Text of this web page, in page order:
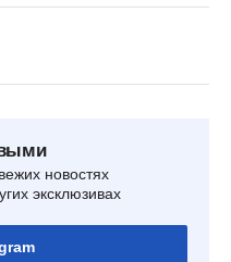
новостях
эксклюзивах